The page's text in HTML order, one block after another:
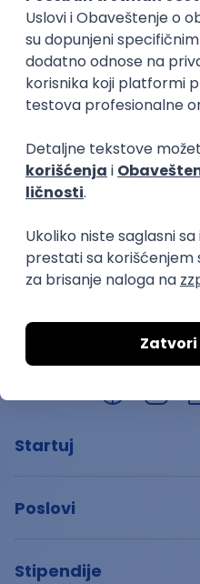
Urednik
mediji (novinarstvo, štampa)
Startuj
Poslovi
Stipendije